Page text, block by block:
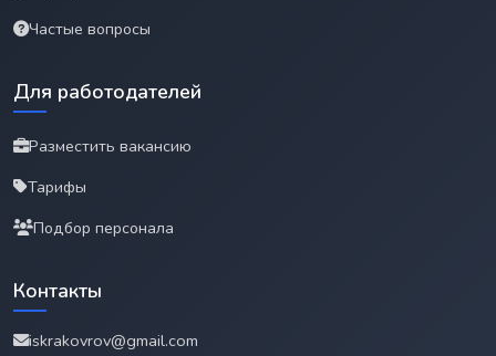
Частые вопросы
Для работодателей
Разместить вакансию
Тарифы
Подбор персонала
Контакты
iskrakovrov@gmail.com